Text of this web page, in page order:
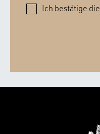
Ich bestätige die